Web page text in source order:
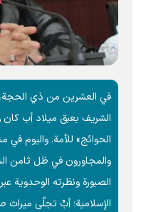
في العشرين من ذي
الشریف بعبق ميلاد أب كان
الحوائج» للأمة. واليوم
والمجاورون في ظل ثامن
الصبورة ونظرته الوحدوية
الإسلامية؛ أبٌ تجلّى ميراث